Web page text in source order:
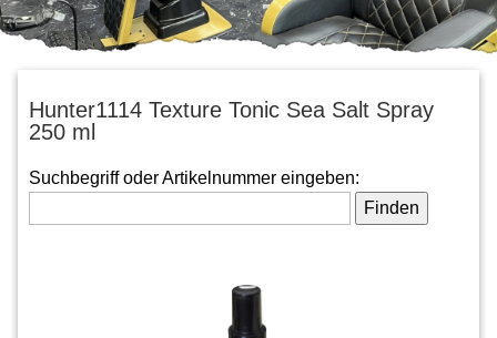
Hunter1114 Texture Tonic Sea Salt Spray
250 ml
Suchbegriff oder Artikelnummer eingeben: